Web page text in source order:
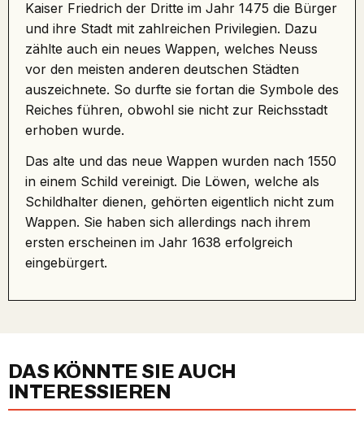
Kaiser Friedrich der Dritte im Jahr 1475 die Bürger
und ihre Stadt mit zahlreichen Privilegien. Dazu
zählte auch ein neues Wappen, welches Neuss
vor den meisten anderen deutschen Städten
auszeichnete. So durfte sie fortan die Symbole des
Reiches führen, obwohl sie nicht zur Reichsstadt
erhoben wurde.
Das alte und das neue Wappen wurden nach 1550
in einem Schild vereinigt. Die Löwen, welche als
Schildhalter dienen, gehörten eigentlich nicht zum
Wappen. Sie haben sich allerdings nach ihrem
ersten erscheinen im Jahr 1638 erfolgreich
eingebürgert.
DAS KÖNNTE SIE AUCH
INTERESSIEREN